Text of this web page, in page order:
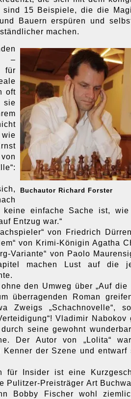
sind 15 Beispiele, die die
Bauern erspüren und
machen.
Buchautor Richard Forster
–
für
oft
keine einfache Sache ist,
Entzug war.“
von Friedrich
von Krimi-Königin Agatha
Variante“ von Paolo
machen Lust auf die
den Umweg über „Auf die
überragenden Roman
Zweigs „Schachnovelle“,
Vladimir Nabokov
seine gewohnt
Der Autor von „Lolita“
Kenner der Szene und entwarf
für Insider ist eine
Pulitzer-Preisträger Art
Bobby Fischer wohl